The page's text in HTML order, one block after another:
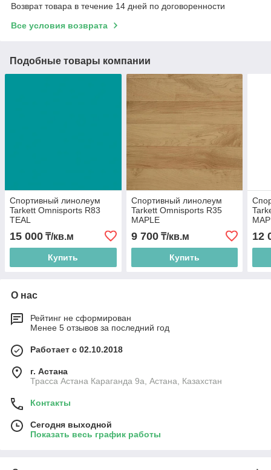
Возврат товара в течение 14 дней по договоренности
Все условия возврата
Подобные товары компании
Спортивный линолеум
Tarkett Omnisports R83
TEAL
15 000 ₸/кв.м
Купить
Спортивный линолеум
Tarkett Omnisports R35
MAPLE
9 700₸/кв.м
Купить
12
О нас
Рейтинг не сформирован
Менее 5 отзывов за последний год
Работает с 02.10.2018
г. Астана
Трасса Астана Караганда 9а, Астана, Казахстан
Контакты
Сегодня выходной
Показать весь график работы